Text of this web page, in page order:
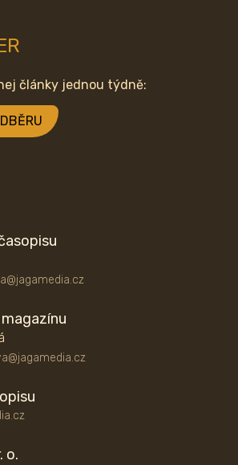
články jednou týdně:
o.